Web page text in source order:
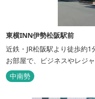
東横INN伊勢松阪駅前
近鉄・JR松阪駅より徒歩約
お部屋で、ビジネスやレジ
中南勢